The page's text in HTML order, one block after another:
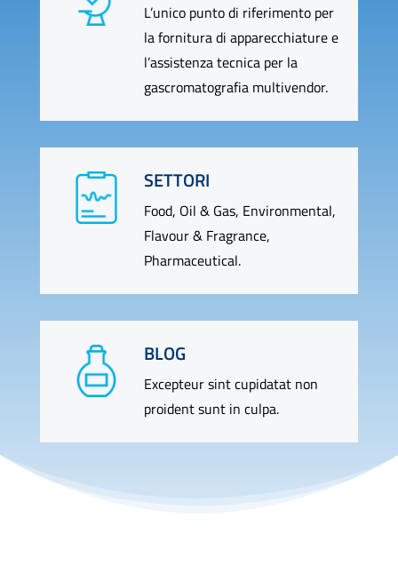
L’unico punto di riferimento per
la fornitura di apparecchiature e
l’assistenza tecnica per la
gascromatografia multivendor.
SETTORI
Food, Oil & Gas, Environmental,
Flavour & Fragrance,
Pharmaceutical.
BLOG
Excepteur sint cupidatat non
proident sunt in culpa.